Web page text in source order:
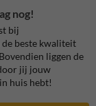
nog!
bij
beste kwaliteit
liggen de
jij jouw
huis hebt!